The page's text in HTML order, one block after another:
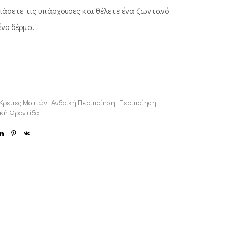
τις υπάρχουσες και θέλετε ένα ζωντανό
δέρμα.
Ματιών, Ανδρική Περιποίηση, Περιποίηση
Φροντίδα